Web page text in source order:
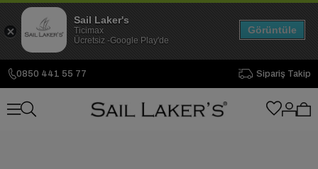
0850 441 55 77 Sipariş Takip
Sail Laker's
Ticimax
Ücretsiz -Google Play'de
Görüntüle